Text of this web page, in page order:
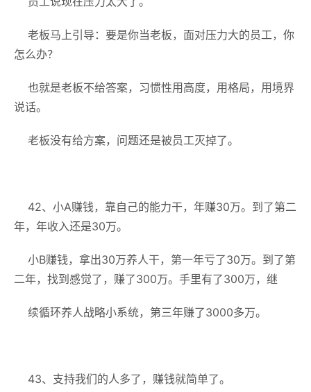
老板马上引导：要是你当老板，面对压力大的员工，你
怎么办？
也就是老板不给答案，习惯性用高度，用格局，用境界
说话。
老板没有给方案，问题还是被员工灭掉了。
42、小A赚钱，靠自己的能力干，年赚30万。到了第二
年，年收入还是30万。
小B赚钱，拿出30万养人干，第一年亏了30万。到了第
二年，找到感觉了，赚了300万。手里有了300万，继
续循环养人战略小系统，第三年赚了3000多万。
43、支持我们的人多了，赚钱就简单了。